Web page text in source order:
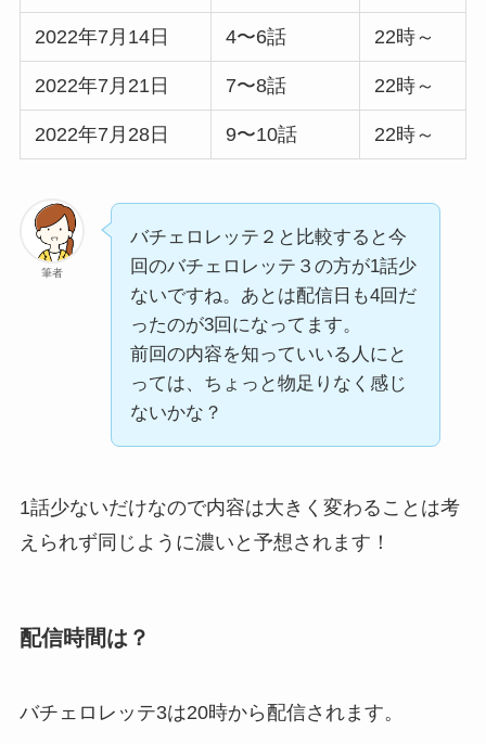
2022年7月14日 4〜6話 22時～
2022年7月21日 7〜8話 22時～
2022年7月28日 9〜10話 22時～
筆者
バチェロレッテ２と比較すると今
回のバチェロレッテ３の方が1話少
ないですね。あとは配信日も4回だ
ったのが3回になってます。
前回の内容を知っていいる人にと
っては、ちょっと物足りなく感じ
ないかな？
1話少ないだけなので内容は大きく変わることは考
えられず同じように濃いと予想されます！
配信時間は？
バチェロレッテ3は20時から配信されます。